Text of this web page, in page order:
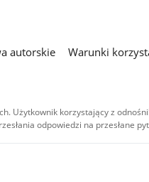
autorskie Warunki
Użytkownik korzystający z
odpowiedzi na przesłane
są
na tych samych